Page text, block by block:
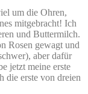
um die Ohren,
mitgebracht! Ich
und Buttermilch.
Rosen gewagt und
aber dafür
jetzt meine erste
die erste von dreien